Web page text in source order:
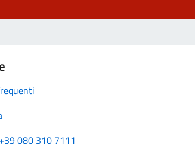
080 310 7111